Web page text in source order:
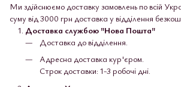
Ми здійснюємо доставку замовлень по всій
суму від 3000 грн доставка у відділення
Доставка службою "Нова Пошта"
Доставка до відділення.
Адресна доставка кур'єром.
Строк доставки: 1-3 робочі дні.